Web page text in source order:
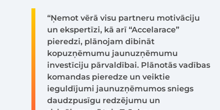
“Ņemot vērā visu partneru motivāciju
un ekspertīzi, kā arī “Accelarace”
pieredzi, plānojam dibināt
kopuzņēmumu jaunuzņēmumu
investīciju pārvaldībai. Plānotās vadības
komandas pieredze un veiktie
ieguldījumi jaunuzņēmumos sniegs
daudzpusīgu redzējumu un